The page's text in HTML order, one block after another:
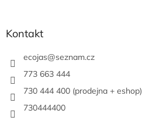
Kontakt
ecojas@seznam.cz
773 663 444
730 444 400 (prodejna + eshop)
730444400